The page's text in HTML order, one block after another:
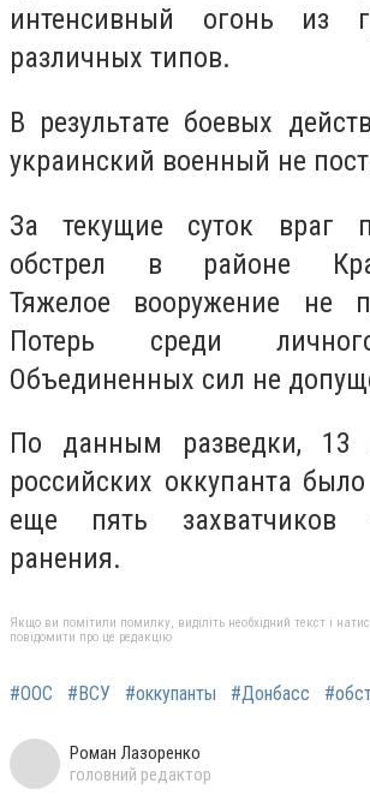
интенсивный огонь из
различных типов.
В результате боевых
украинский военный не
За текущие суток враг
обстрел в районе
Тяжелое вооружение не
Потерь среди
Объединенных сил не
По данным разведки, 13
российских оккупанта
еще пять захватчиков
ранения.
Якщо ви помітили помилку, виділіть необхідний текст і
повідомити про це редакцію
#ООС #ВСУ #оккупанты #Донбасс
Роман Лазоренко
головний редактор